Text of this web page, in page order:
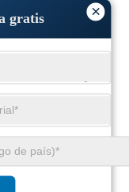
×
gratis
de desastres y